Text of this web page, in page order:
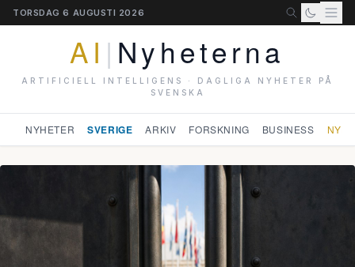
TORSDAG 6 AUGUSTI 2026
AI | Nyheterna
ARTIFICIELL INTELLIGENS · DAGLIGA NYHETER PÅ
SVENSKA
NYHETER SVERIGE ARKIV FORSKNING BUSINESS